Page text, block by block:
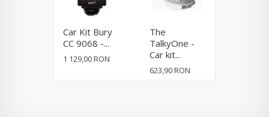
Car Kit Bury
CC 9068 -...
1 129,00 RON
The
TalkyOne -
Car kit...
623,90 RON